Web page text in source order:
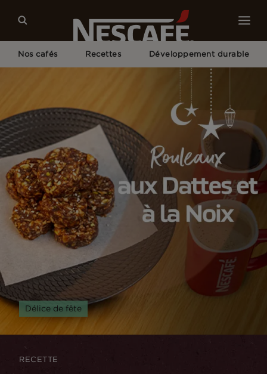
Nos cafés Recettes Développement durable
RECETTE
Délice de fête